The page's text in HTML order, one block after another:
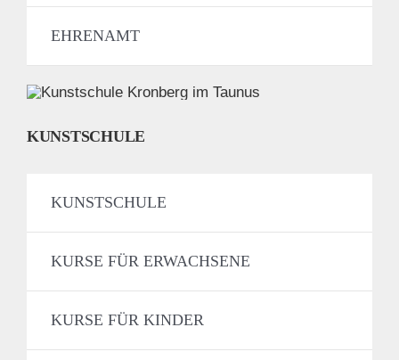
EHRENAMT
KUNSTSCHULE
KUNSTSCHULE
KURSE FÜR ERWACHSENE
KURSE FÜR KINDER